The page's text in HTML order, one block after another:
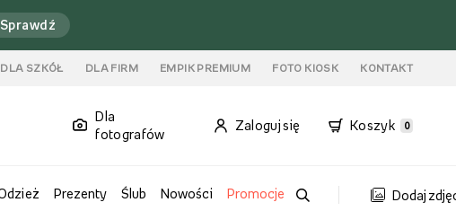
Sprawdź
DLA SZKÓŁ DLA FIRM EMPIK PREMIUM FOTO KIOSK KONTAKT
Dla
fotografów
Zaloguj się Koszyk 0
Prezenty Ślub Nowości Promocje Dodaj